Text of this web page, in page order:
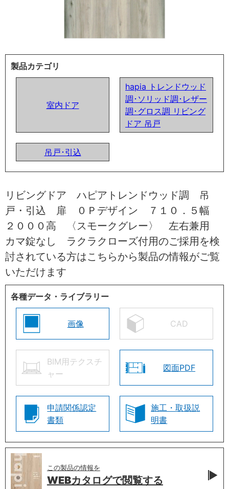
製品カテゴリ
室内ドア
hapia トレンドウッド
調･ソリッド調･レザー
調･グロス調 リビング
ドア 吊戸
吊戸･引込
リビングドア ハピアトレンドウッド調 吊
戸・引込 扉 ０Ｐデザイン ７１０．５幅
２０００高 〈スモークグレー〉 左右兼用
カマ錠なし ラクラクローズ付用のご採用を検
討されている方はこちらから製品の情報がご覧
いただけます
各種データ・ライブラリー
画像 CAD
BIM用テクスチ
ャー
図面PDF
申請関係認定
書類
施工・取扱説
明書
この製品の情報を
WEBカタログで閲覧する